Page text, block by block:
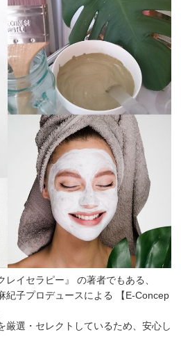
レイセラピー』 の著者でもある、
紀子プロデュースによる 【E-Concep
厳選・セレクトしているため、安心し